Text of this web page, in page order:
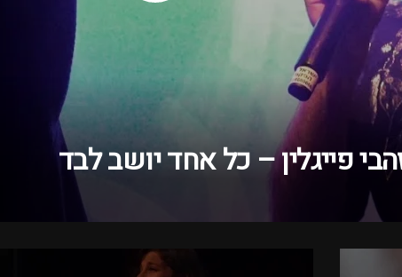
פייגלין – כל אחד יושב לבד